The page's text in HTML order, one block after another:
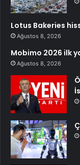
Lotus Bakeries
Ağustos 8, 2026
Mobimo 2026 ilk
Ağustos 8, 2026